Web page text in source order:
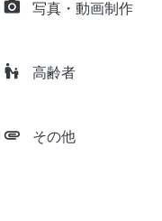
camera_alt 写真・動画制作
escalator_warning 高齢者
attachment その他